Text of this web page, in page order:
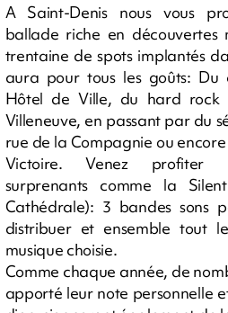
A Saint-Denis nous vous
ballade riche en découvertes
trentaine de spots implantés
aura pour tous les goûts: Du
Hôtel de Ville, du hard rock
Villeneuve, en passant par du
rue de la Compagnie ou
Victoire. Venez profiter
surprenants comme la
Cathédrale): 3 bandes sons
distribuer et ensemble tout
musique choisie.
Comme chaque année, de
apporté leur note personnelle